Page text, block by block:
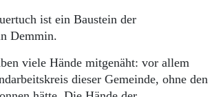
ist ein Baustein der
Demmin.
viele Hände mitgenäht: vor allem
dieser Gemeinde, ohne den